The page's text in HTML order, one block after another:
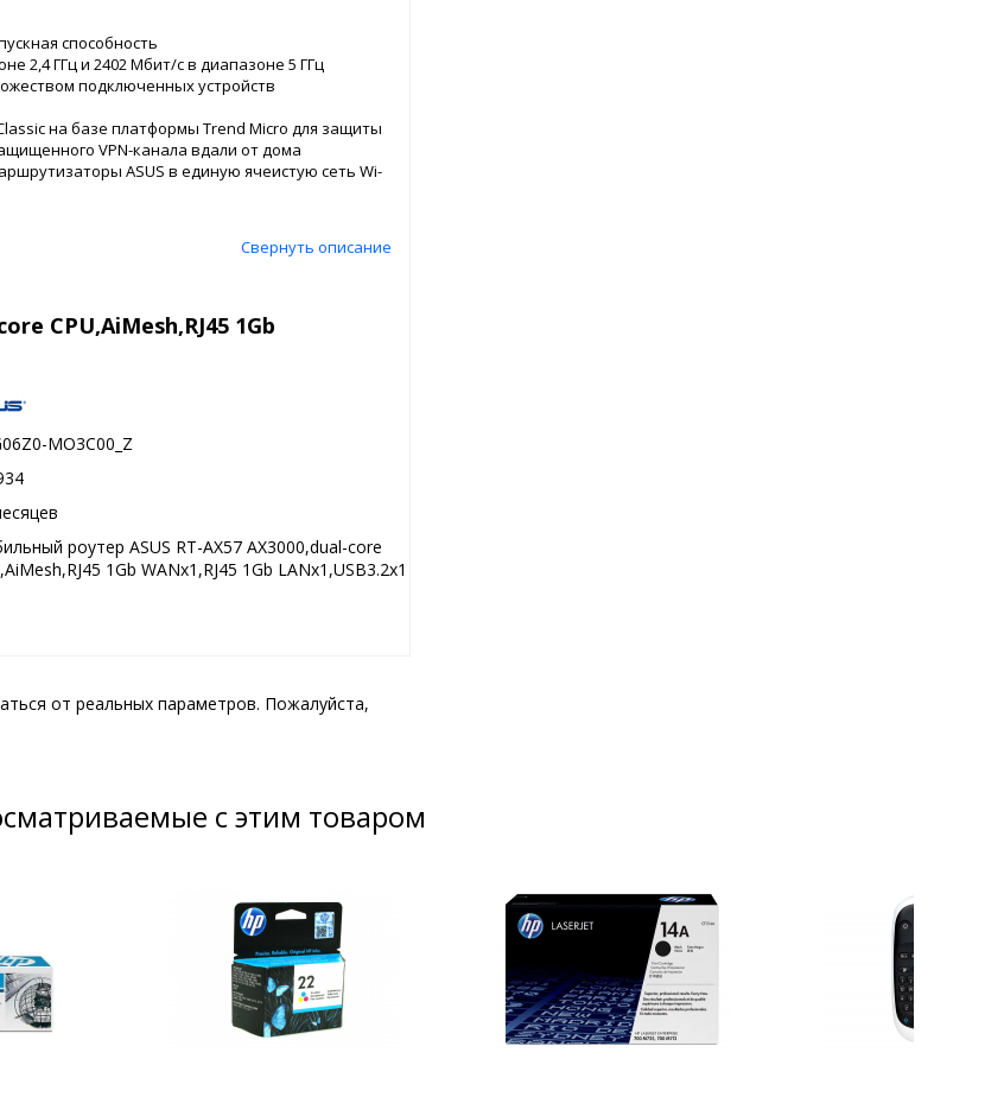
способность
2,4 ГГц и 2402 Мбит/с в диапазоне 5 ГГц
подключенных устройств
на базе платформы Trend Micro для защиты
VPN-канала вдали от дома
ASUS в единую ячеистую сеть Wi-
Свернуть описание
CPU,AiMesh,RJ45 1Gb
MO3C00_Z
роутер ASUS RT-AX57 AX3000,dual-core
1Gb WANx1,RJ45 1Gb LANx1,USB3.2x1
от реальных параметров. Пожалуйста,
с этим товаром